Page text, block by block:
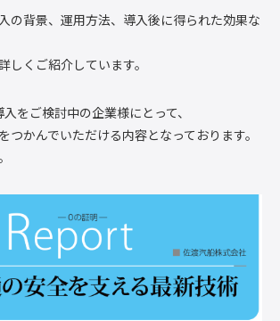
の背景、運用方法、導入後に得られた効果な
しくご紹介しています。
をご検討中の企業様にとって、
つかんでいただける内容となっております。